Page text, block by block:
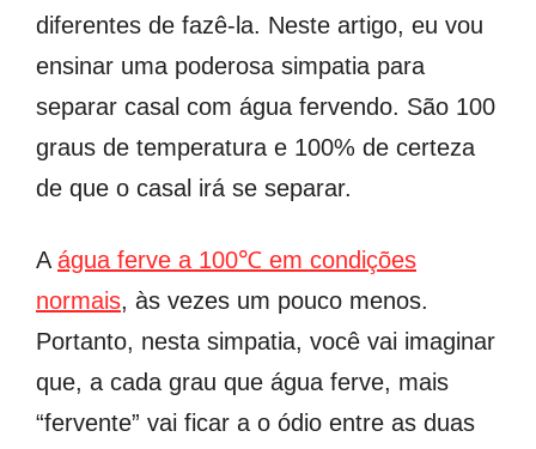
diferentes de fazê-la. Neste artigo, eu vou
ensinar uma poderosa simpatia para
separar casal com água fervendo. São 100
graus de temperatura e 100% de certeza
de que o casal irá se separar.
A água ferve a 100℃ em condições
normais, às vezes um pouco menos.
Portanto, nesta simpatia, você vai imaginar
que, a cada grau que água ferve, mais
“fervente” vai ficar a o ódio entre as duas